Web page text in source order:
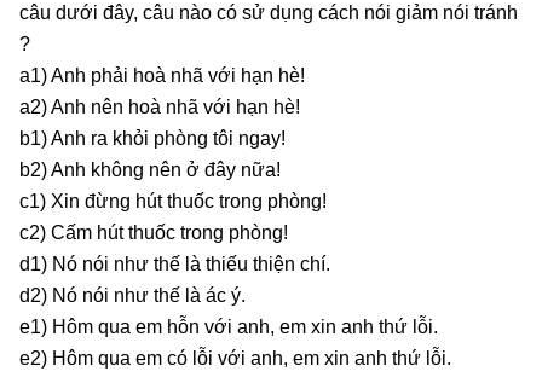
câu dưới đây, câu nào có sử dụng cách nói giảm nói tránh
?
a1) Anh phải hoà nhã với hạn hè!
a2) Anh nên hoà nhã với hạn hè!
b1) Anh ra khỏi phòng tôi ngay!
b2) Anh không nên ở đây nữa!
c1) Xin đừng hút thuốc trong phòng!
c2) Cấm hút thuốc trong phòng!
d1) Nó nói như thế là thiếu thiện chí.
d2) Nó nói như thế là ác ý.
e1) Hôm qua em hỗn với anh, em xin anh thứ lỗi.
e2) Hôm qua em có lỗi với anh, em xin anh thứ lỗi.